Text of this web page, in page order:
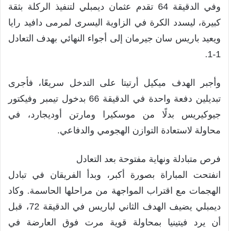
وفي الدقيقة 64 تقدم عثمان ديمبلي لتنفيذ الركلة بثقة
كبيرة، ليسدد الكرة في الزاوية اليسرى لمرمى دافيد رايا
ويعيد باريس سان جيرمان إلى أجواء النهائي بهدف التعادل
1-1.
وأجبر الهدف ميكيل أرتيتا على التدخل سريعًا، فأجرى
تبديلين دفعة واحدة في الدقيقة 66 بدخول تيمبر وفيكتور
جيوكيريس بدلًا من موسكيرا ومارتن أوديجارد، في
محاولة لاستعادة التوازن الهجومي والدفاعي.
فرص متبادلة ونهاية مفتوحة بعد التعادل
انفتحت المباراة بصورة أكبر، وبدأ الفريقان في تبادل
الهجمات مع اقتراب المواجهة من مراحلها الحاسمة. وكاد
ديمبلي يضيف الهدف الثاني لباريس في الدقيقة 72، قبل
أن يرد فيتينيا بمحاولة قوية مرت فوق العارضة في